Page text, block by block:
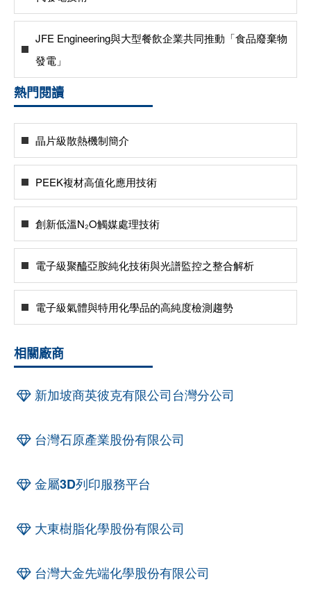
JFE Engineering與大型餐飲企業共同推動「食品廢棄物
發電」
熱門閱讀
晶片級散熱機制簡介
PEEK複材高值化應用技術
創新低溫N₂O觸媒處理技術
電子級聚醯亞胺純化技術與光譜監控之整合解析
電子級氣體與特用化學品的高純度檢測趨勢
相關廠商
新加坡商英彼克有限公司台灣分公司
台灣石原產業股份有限公司
金屬3D列印服務平台
大東樹脂化學股份有限公司
台灣大金先端化學股份有限公司